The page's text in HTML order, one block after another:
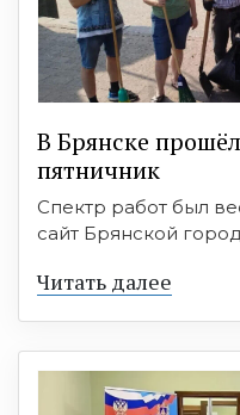
В Брянске
пятничник
Спектр работ был
сайт Брянской
Читать далее